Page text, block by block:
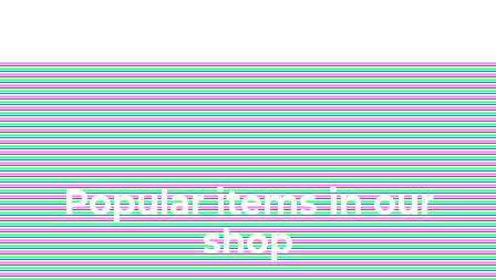
Popular items in our
shop